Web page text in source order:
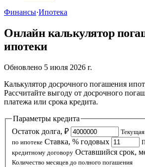
Финансы·Ипотека
Онлайн калькулятор
ипотеки
Обновлено 5 июля 2026 г.
Калькулятор досрочного погашения
Рассчитайте выгоду от досрочного
платежа или срока кредита.
Параметры кредита
Остаток долга, ₽
по ипотеке Ставка, % годовых
кредитному договору Оставшийся срок,
Количество месяцев до полного погашения